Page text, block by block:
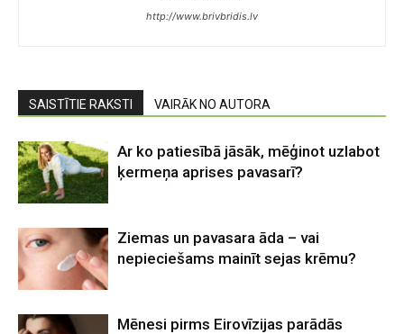
http://www.brivbridis.lv
SAISTĪTIE RAKSTI VAIRĀK NO AUTORA
Ar ko patiesībā jāsāk, mēģinot uzlabot
ķermeņa aprises pavasarī?
Ziemas un pavasara āda – vai
nepieciešams mainīt sejas krēmu?
Mēnesi pirms Eirovīzijas parādās